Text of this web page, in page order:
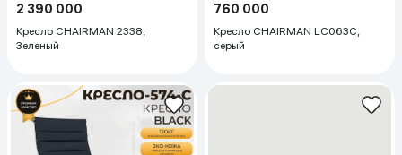
2 390 000
Кресло CHAIRMAN 2338,
Зеленый
760 000
Кресло CHAIRMAN LC063C,
серый